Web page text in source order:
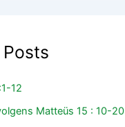
12
Matteüs 15 : 10-20